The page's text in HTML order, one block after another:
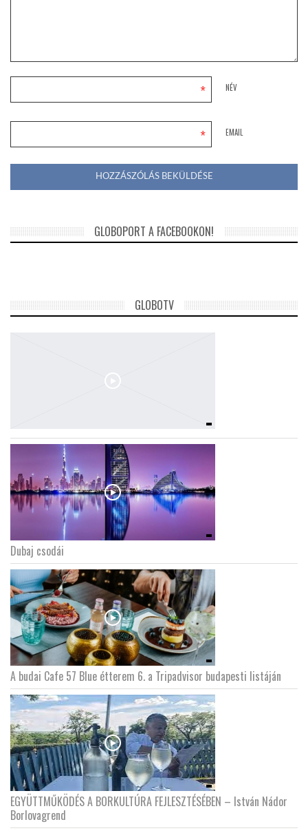
NÉV
*
EMAIL
*
GLOBOPORT A FACEBOOKON!
GLOBOTV
Dubaj csodái
A budai Cafe 57 Blue étterem 6. a Tripadvisor budapesti listáján
EGYÜTTMŰKÖDÉS A BORKULTÚRA FEJLESZTÉSÉBEN – István Nádor
Borlovagrend